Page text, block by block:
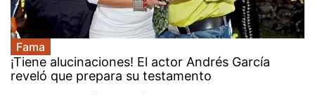
Fama
¡Tiene alucinaciones! El actor Andrés García
reveló que prepara su testamento